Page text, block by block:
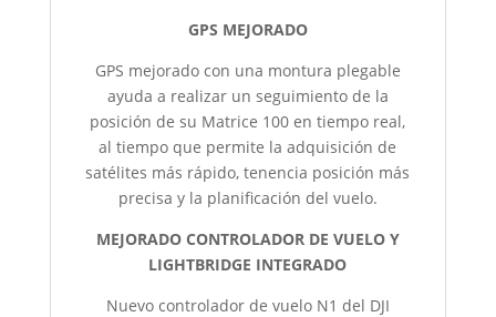
GPS MEJORADO
GPS mejorado con una montura plegable
ayuda a realizar un seguimiento de la
posición de su Matrice 100 en tiempo real,
al tiempo que permite la adquisición de
satélites más rápido, tenencia posición más
precisa y la planificación del vuelo.
MEJORADO CONTROLADOR DE VUELO Y
LIGHTBRIDGE INTEGRADO
Nuevo controlador de vuelo N1 del DJI